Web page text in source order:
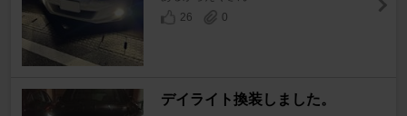
26
0
デイライト換装しました。